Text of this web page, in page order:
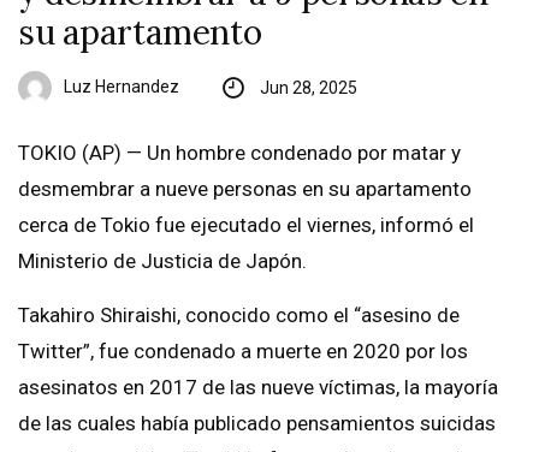
su apartamento
Luz Hernandez Jun 28, 2025
TOKIO (AP) — Un hombre condenado por matar y
desmembrar a nueve personas en su apartamento
cerca de Tokio fue ejecutado el viernes, informó el
Ministerio de Justicia de Japón.
Takahiro Shiraishi, conocido como el “asesino de
Twitter”, fue condenado a muerte en 2020 por los
asesinatos en 2017 de las nueve víctimas, la mayoría
de las cuales había publicado pensamientos suicidas